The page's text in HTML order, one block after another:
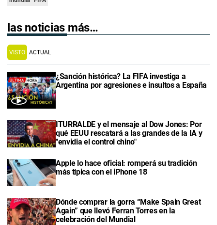
las noticias más…
VISTO ACTUAL
¿Sanción histórica? La FIFA investiga a
Argentina por agresiones e insultos a España
ITURRALDE y el mensaje al Dow Jones: Por
qué EEUU rescatará a las grandes de la IA y
"envidia el control chino"
Apple lo hace oficial: romperá su tradición
más típica con el iPhone 18
Dónde comprar la gorra “Make Spain Great
Again” que llevó Ferran Torres en la
celebración del Mundial